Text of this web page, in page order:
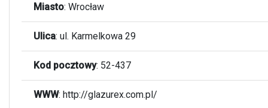
Miasto: Wrocław
Ulica: ul. Karmelkowa 29
Kod pocztowy: 52-437
WWW: http://glazurex.com.pl/